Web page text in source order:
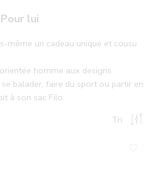
Pour lui
même un cadeau unique et cousu
homme aux designs
balader, faire du sport ou partir en
à son sac Filo.
Tri